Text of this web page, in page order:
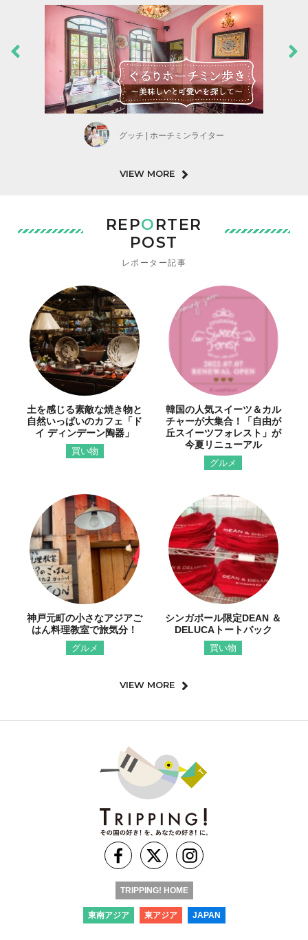
グッチ | ホーチミンライター
VIEW MORE
REPORTER
POST
レポーター記事
土を感じる素敵な焼き物と
自然いっぱいのカフェ「ド
イ ディンデーン陶器」
買い物
韓国の人気スイーツ＆カル
チャーが大集合！「自由が
丘スイーツフォレスト」が
今夏リニューアル
グルメ
神戸元町の小さなアジアご
はん料理教室で旅気分！
グルメ
シンガポール限定DEAN ＆
DELUCAトートバック
買い物
VIEW MORE
TRIPPING! HOME
東南アジア 東アジア JAPAN